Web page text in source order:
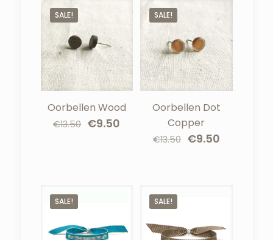
SALE!
Oorbellen Wood
€13.50 Oorspronkelijke
€9.50
SALE!
Oorbellen Dot
Copper
€13.50 Oorspronkelijke
€9.50Huidige
SALE! SALE!